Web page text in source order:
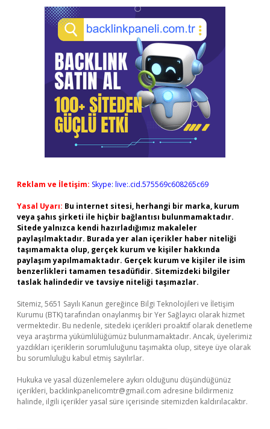
Reklam ve İletişim: Skype: live:.cid.575569c608265c69
Yasal Uyarı: Bu internet sitesi, herhangi bir marka, kurum
veya şahıs şirketi ile hiçbir bağlantısı bulunmamaktadır.
Sitede yalnızca kendi hazırladığımız makaleler
paylaşılmaktadır. Burada yer alan içerikler haber niteliği
taşımamakta olup, gerçek kurum ve kişiler hakkında
paylaşım yapılmamaktadır. Gerçek kurum ve kişiler ile isim
benzerlikleri tamamen tesadüfidir. Sitemizdeki bilgiler
taslak halindedir ve tavsiye niteliği taşımazlar.
Sitemiz, 5651 Sayılı Kanun gereğince Bilgi Teknolojileri ve İletişim
Kurumu (BTK) tarafından onaylanmış bir Yer Sağlayıcı olarak hizmet
vermektedir. Bu nedenle, sitedeki içerikleri proaktif olarak denetleme
veya araştırma yükümlülüğümüz bulunmamaktadır. Ancak, üyelerimiz
yazdıkları içeriklerin sorumluluğunu taşımakta olup, siteye üye olarak
bu sorumluluğu kabul etmiş sayılırlar.
Hukuka ve yasal düzenlemelere aykırı olduğunu düşündüğünüz
içerikleri, backlinkpanelicomtr@gmail.com adresine bildirmeniz
halinde, ilgili içerikler yasal süre içerisinde sitemizden kaldırılacaktır.